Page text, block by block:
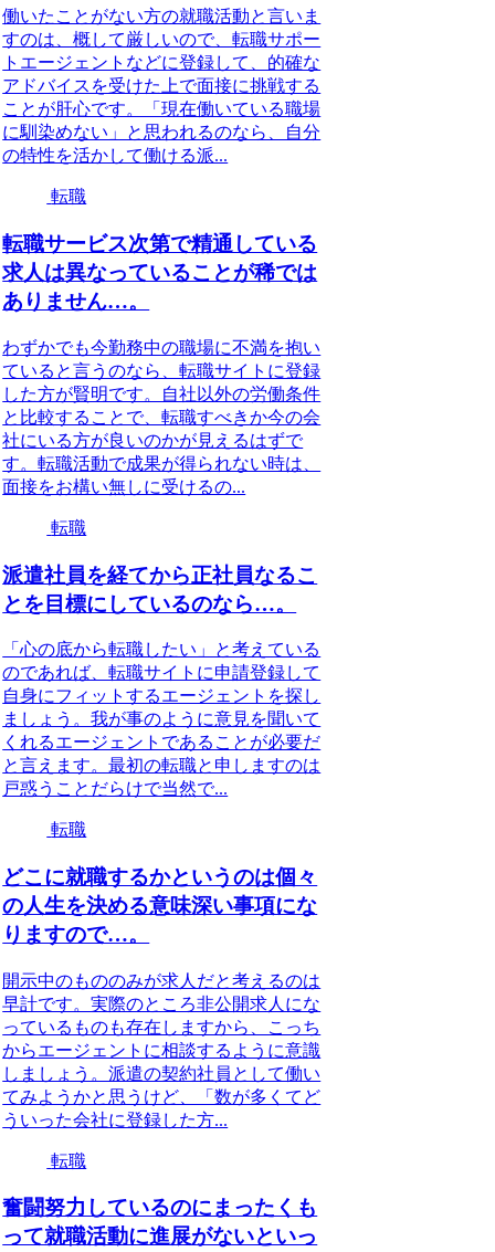
働いたことがない方の就職活動と言いま
すのは、概して厳しいので、転職サポー
トエージェントなどに登録して、的確な
アドバイスを受けた上で面接に挑戦する
ことが肝心です。「現在働いている職場
に馴染めない」と思われるのなら、自分
の特性を活かして働ける派...
転職
転職サービス次第で精通している
求人は異なっていることが稀では
ありません…。
わずかでも今勤務中の職場に不満を抱い
ていると言うのなら、転職サイトに登録
した方が賢明です。自社以外の労働条件
と比較することで、転職すべきか今の会
社にいる方が良いのかが見えるはずで
す。転職活動で成果が得られない時は、
面接をお構い無しに受けるの...
転職
派遣社員を経てから正社員なるこ
とを目標にしているのなら…。
「心の底から転職したい」と考えている
のであれば、転職サイトに申請登録して
自身にフィットするエージェントを探し
ましょう。我が事のように意見を聞いて
くれるエージェントであることが必要だ
と言えます。最初の転職と申しますのは
戸惑うことだらけで当然で...
転職
どこに就職するかというのは個々
の人生を決める意味深い事項にな
りますので…。
開示中のもののみが求人だと考えるのは
早計です。実際のところ非公開求人にな
っているものも存在しますから、こっち
からエージェントに相談するように意識
しましょう。派遣の契約社員として働い
てみようかと思うけど、「数が多くてど
ういった会社に登録した方...
転職
奮闘努力しているのにまったくも
って就職活動に進展がないといっ